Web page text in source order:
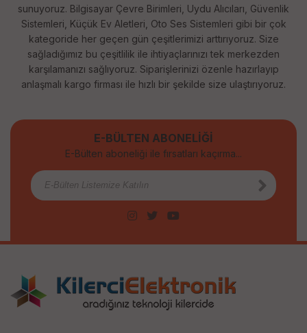
sunuyoruz. Bilgisayar Çevre Birimleri, Uydu Alıcıları, Güvenlik
Sistemleri, Küçük Ev Aletleri, Oto Ses Sistemleri gibi bir çok
kategoride her geçen gün çeşitlerimizi arttırıyoruz. Size
sağladığımız bu çeşitlilik ile ihtiyaçlarınızı tek merkezden
karşılamanızı sağlıyoruz. Siparişlerinizi özenle hazırlayıp
anlaşmalı kargo firması ile hızlı bir şekilde size ulaştırıyoruz.
E-BÜLTEN ABONELİĞİ
E-Bülten aboneliği ile fırsatları kaçırma...